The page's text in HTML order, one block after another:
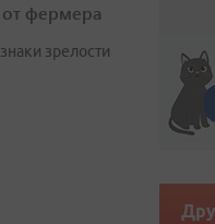
фермера
зрелости